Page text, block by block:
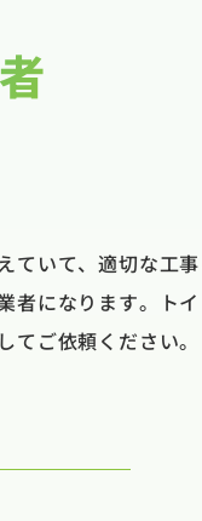
ていて、適切な工
者になります。ト
ご依頼ください。